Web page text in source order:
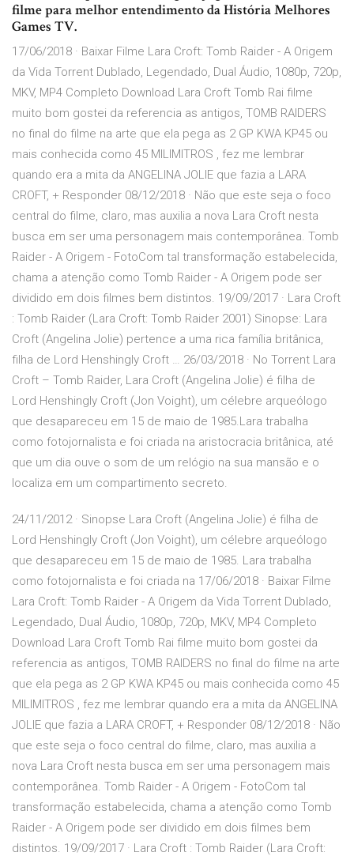
filme para melhor entendimento da História Melhores
Games TV.
17/06/2018 · Baixar Filme Lara Croft: Tomb Raider - A Origem
da Vida Torrent Dublado, Legendado, Dual Áudio, 1080p, 720p,
MKV, MP4 Completo Download Lara Croft Tomb Rai filme
muito bom gostei da referencia as antigos, TOMB RAIDERS
no final do filme na arte que ela pega as 2 GP KWA KP45 ou
mais conhecida como 45 MILIMITROS , fez me lembrar
quando era a mita da ANGELINA JOLIE que fazia a LARA
CROFT, + Responder 08/12/2018 · Não que este seja o foco
central do filme, claro, mas auxilia a nova Lara Croft nesta
busca em ser uma personagem mais contemporânea. Tomb
Raider - A Origem - FotoCom tal transformação estabelecida,
chama a atenção como Tomb Raider - A Origem pode ser
dividido em dois filmes bem distintos. 19/09/2017 · Lara Croft
: Tomb Raider (Lara Croft: Tomb Raider 2001) Sinopse: Lara
Croft (Angelina Jolie) pertence a uma rica família britânica,
filha de Lord Henshingly Croft … 26/03/2018 · No Torrent Lara
Croft – Tomb Raider, Lara Croft (Angelina Jolie) é filha de
Lord Henshingly Croft (Jon Voight), um célebre arqueólogo
que desapareceu em 15 de maio de 1985.Lara trabalha
como fotojornalista e foi criada na aristocracia britânica, até
que um dia ouve o som de um relógio na sua mansão e o
localiza em um compartimento secreto.
24/11/2012 · Sinopse Lara Croft (Angelina Jolie) é filha de
Lord Henshingly Croft (Jon Voight), um célebre arqueólogo
que desapareceu em 15 de maio de 1985. Lara trabalha
como fotojornalista e foi criada na 17/06/2018 · Baixar Filme
Lara Croft: Tomb Raider - A Origem da Vida Torrent Dublado,
Legendado, Dual Áudio, 1080p, 720p, MKV, MP4 Completo
Download Lara Croft Tomb Rai filme muito bom gostei da
referencia as antigos, TOMB RAIDERS no final do filme na arte
que ela pega as 2 GP KWA KP45 ou mais conhecida como 45
MILIMITROS , fez me lembrar quando era a mita da ANGELINA
JOLIE que fazia a LARA CROFT, + Responder 08/12/2018 · Não
que este seja o foco central do filme, claro, mas auxilia a
nova Lara Croft nesta busca em ser uma personagem mais
contemporânea. Tomb Raider - A Origem - FotoCom tal
transformação estabelecida, chama a atenção como Tomb
Raider - A Origem pode ser dividido em dois filmes bem
distintos. 19/09/2017 · Lara Croft : Tomb Raider (Lara Croft: